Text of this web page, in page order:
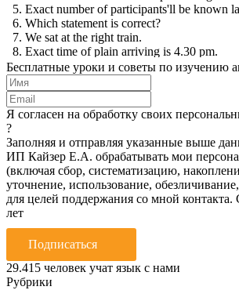
Бесплатные уроки и советы по изучению
Я согласен на обработку своих
?
Заполняя и отправляя указанные выше
ИП Кайзер Е.А. обрабатывать мои
(включая сбор, систематизацию,
уточнение, использование,
для целей поддержания со мной контакта.
лет
Подписаться
29.415 человек учат язык с нами
Рубрики